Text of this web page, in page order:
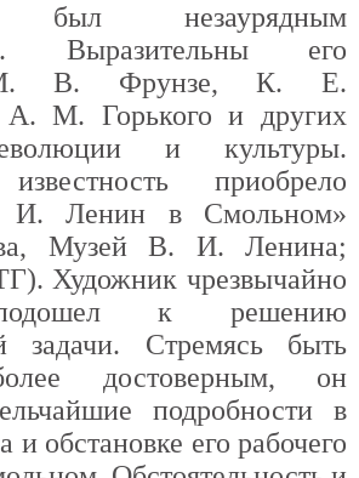
был незаурядным
Выразительны его
М. В. Фрунзе, К. Е.
А. М. Горького и других
и культуры.
приобрело
И. Ленин в Смольном»
Музей В. И. Ленина;
Художник чрезвычайно
к решению
задачи. Стремясь быть
достоверным, он
подробности в
и обстановке его рабочего